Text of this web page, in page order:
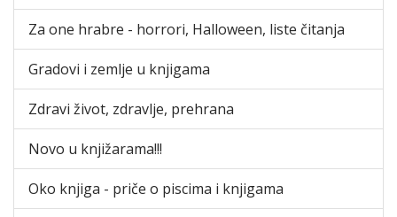
Za one hrabre - horrori, Halloween, liste čitanja
Gradovi i zemlje u knjigama
Zdravi život, zdravlje, prehrana
Novo u knjižarama!!!
Oko knjiga - priče o piscima i knjigama